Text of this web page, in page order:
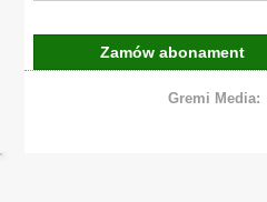
Zamów abonament
Gremi Media: